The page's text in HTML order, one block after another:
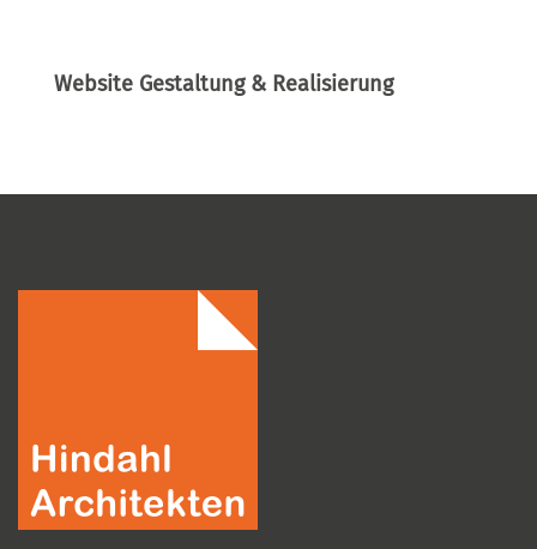
Website Gestaltung & Realisierung